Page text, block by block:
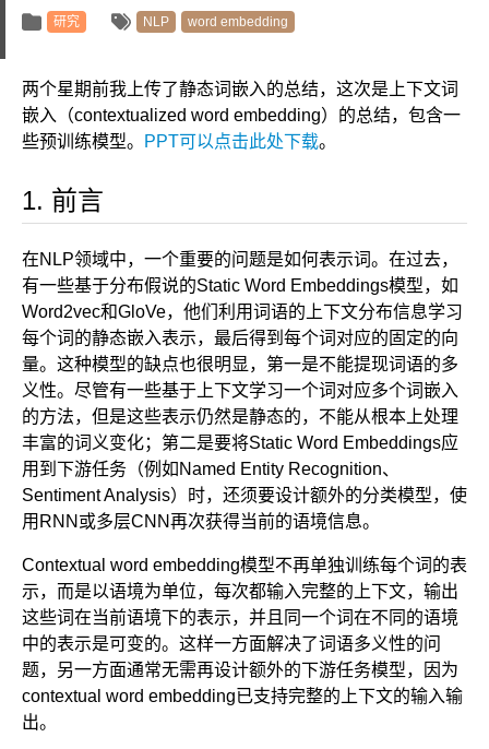
研究 NLP word embedding
两个星期前我上传了静态词嵌入的总结，这次是上下文词
嵌入（contextualized word embedding）的总结，包含一
些预训练模型。
PPT可以点击此处下载。
前言
在NLP领域中，一个重要的问题是如何表示词。在过去，
有一些基于分布假说的Static Word Embeddings模型，如
Word2vec和GloVe，他们利用词语的上下文分布信息学习
每个词的静态嵌入表示，最后得到每个词对应的固定的向
量。这种模型的缺点也很明显，第一是不能提现词语的多
义性。尽管有一些基于上下文学习一个词对应多个词嵌入
的方法，但是这些表示仍然是静态的，不能从根本上处理
丰富的词义变化；第二是要将Static Word Embeddings应
用到下游任务（例如Named Entity Recognition、
Sentiment Analysis）时，还须要设计额外的分类模型，使
用RNN或多层CNN再次获得当前的语境信息。
Contextual word embedding模型不再单独训练每个词的表
示，而是以语境为单位，每次都输入完整的上下文，输出
这些词在当前语境下的表示，并且同一个词在不同的语境
中的表示是可变的。这样一方面解决了词语多义性的问
题，另一方面通常无需再设计额外的下游任务模型，因为
contextual word embedding已支持完整的上下文的输入输
出。